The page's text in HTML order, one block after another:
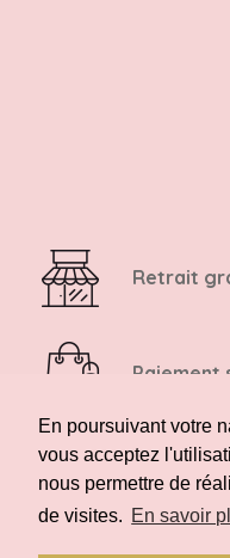
En poursuivant votre
vous acceptez
nous permettre de
de visites. En savoir
Retrait
Paiement
Retour